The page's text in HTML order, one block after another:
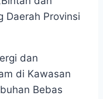
Daerah Provinsi
dan
di Kawasan
Bebas